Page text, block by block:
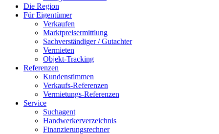
Die Region
Für Eigentümer
Verkaufen
Marktpreisermittlung
Sachverständiger / Gutachter
Vermieten
Objekt-Tracking
Referenzen
Kundenstimmen
Verkaufs-Referenzen
Vermietungs-Referenzen
Service
Suchagent
Handwerkerverzeichnis
Finanzierungsrechner